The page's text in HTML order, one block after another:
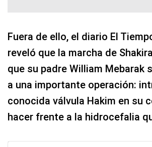
Fuera de ello, el diario El
reveló que la marcha de
que su padre William Mebarak
a una importante operación:
conocida válvula Hakim en su
hacer frente a la hidrocefalia